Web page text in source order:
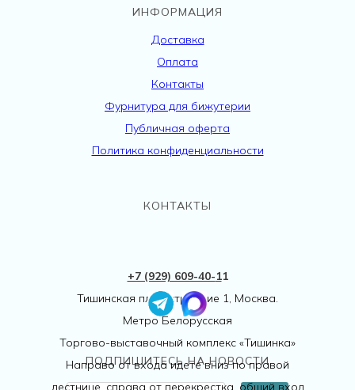
ИНФОРМАЦИЯ
Доставка
Оплата
Контакты
Фурнитура для бижутерии
Публичная оферта
Политика конфиденциальности
ПОДПИШИТЕСЬ НА НОВОСТИ
КОНТАКТЫ
+7 (929) 609-40-11
Тишинская пл., 1 строение 1, Москва.
Метро Белорусская
Торгово-выставочный комплекс «Тишинка»
Направо от входа идете вниз по правой
лестнице, справа от перекрестка, общий вход